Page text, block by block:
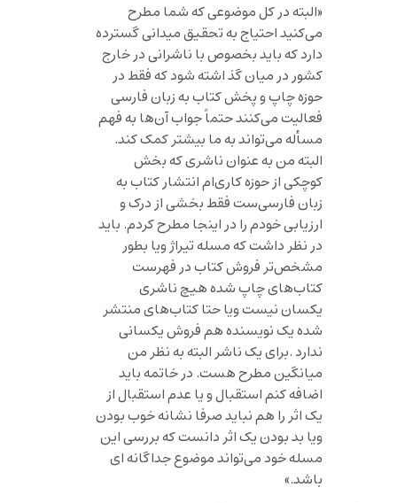
«البته در کل موضوعی که شما مطرح
می‌کنید احتیاج به تحقیق میدانی گسترده
دارد که باید بخصوص با ناشرانی در خارج
کشور در میان گذ اشته شود که فقط در
حوزه چاپ و پخش کتاب به زبان فارسی
فعالیت می‌کنند حتماً جواب آن‌ها به فهم
مسأله می‌تواند به ما بیشتر کمک کند.
البته من به عنوان ناشری که بخش
کوچکی از حوزه کاری‌ام انتشار کتاب به
زبان فارسی‌ست فقط بخشی از درک و
ارزیابی خودم را در اینجا مطرح کردم. باید
در نظر داشت که مسله تیراژ ویا بطور
مشخص‌تر فروش کتاب در فهرست
کتاب‌های چاپ شده هیچ ناشری
یکسان نیست ویا حتا کتاب‌های منتشر
شده یک نویسنده هم فروش یکسانی
ندارد .برای یک ناشر البته به نظر من
میانگین مطرح هست. در خاتمه باید
اضافه کنم استقبال و یا عدم استقبال از
یک اثر را هم نباید صرفا نشانه خوب بودن
ویا بد بودن یک اثر دانست که بررسی این
مسله خود می‌تواند موضوع جداگانه ای
باشد.»